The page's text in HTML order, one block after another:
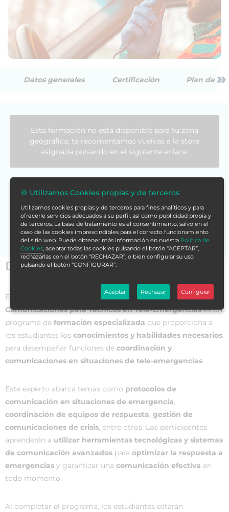
Datos generales Certificación Plan de »
Datos generales
El
Experto Universitario en Coordinación y
Comunicaciones para Técnicos en Tele-Emergenciases un
programa de formación especializada que proporciona a
los estudiantes los conocimientos y habilidades necesarios
para desempeñar funciones de coordinación y
comunicaciones en situaciones de tele-emergencias.
Este experto abarca temas como protocolos de
comunicación en situaciones de emergencia,
coordinación de equipos de respuesta, gestión de
comunicaciones de crisis, entre otros. Los participantes
aprenderán a utilizar herramientas tecnológicas y sistemas
de comunicación avanzados para optimizar la respuesta a
emergencias y garantizar una comunicación efectiva en
todo momento.
Al completar el programa, los estudiantes estarán
Esta formación no está disponible para tu zona
geográfica, te recomentamos vuelvas a la store
asignada pulsando en el siguiente enlace:
Volver a Formación Alcalá España
Si no encuentras la formación en tu store,contáctanos
para asesorarte.
🍪 Utilizamos Cookies propias y de terceros
Utilizamos cookies propias y de terceros para fines analíticos y para
ofrecerle servicios adecuados a su perfil, así como publicidad propia y
de terceros. La base de tratamiento es el consentimiento, salvo en el
caso de las cookies imprescindibles para el correcto funcionamiento
del sitio web. Puede obtener más información en nuestra Política de
Cookies, aceptar todas las cookies pulsando el botón “ACEPTAR”,
rechazarlas con el botón “RECHAZAR”, o bien configurar su uso
pulsando el botón “CONFIGURAR”.
Aceptar Rechazar Configurar